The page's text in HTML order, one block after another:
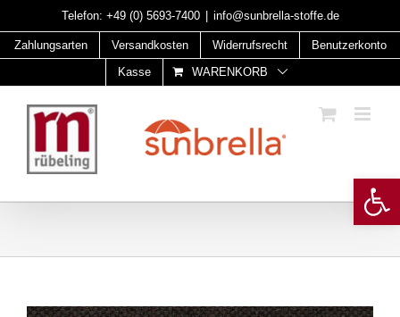
to
content
Telefon: +49 (0) 5693-7400 info@sunbrella-stoffe.de
Zahlungsarten Versandkosten Widerrufsrecht
Benutzerkonto
Kasse
WARENKORB